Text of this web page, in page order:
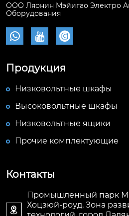
ООО Ляонин Мэйигао Электро
Оборудования
  
Продукция
Низковольтные шкафы
Высоковольтные шкафы
Низковольтные ящики
Прочие комплектующие
Контакты

Промышленный парк
Хоцзюй-роуд, Зона